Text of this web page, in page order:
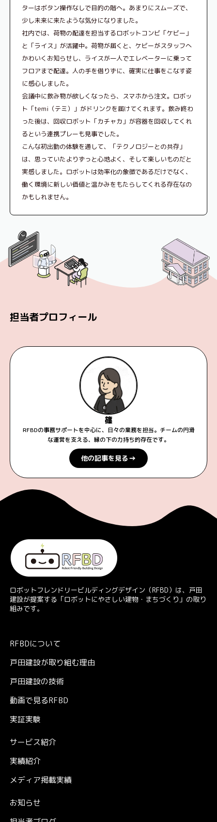
ターはボタン操作なしで目的の階へ。あまりにスムーズで、
少し未来に来たような気分になりました。
社内では、荷物の配達を担当するロボットコンビ「ケビー」
と「ライス」が活躍中。荷物が届くと、ケビーがスタッフへ
かわいくお知らせし、ライスが一人でエレベーターに乗って
フロアまで配達。人の手を借りずに、確実に仕事をこなす姿
に感心しました。
会議中に飲み物が欲しくなったら、スマホから注文。ロボッ
ト「temi（テミ）」がドリンクを届けてくれます。飲み終わ
った後は、回収ロボット「カチャカ」が容器を回収してくれ
るという連携プレーも見事でした。
こんな初出勤の体験を通して、「テクノロジーとの共存」
は、思っていたよりずっと心地よく、そして楽しいものだと
実感しました。ロボットは効率化の象徴であるだけでなく、
働く環境に新しい価値と温かみをもたらしてくれる存在なの
かもしれません。
担当者プロフィール
篠
RFBDの事務サポートを中心に、日々の業務を担当。チームの円滑
な運営を支える、縁の下の力持ち的存在です。
他の記事を見る→
ロボットフレンドリービルディングデザイン（RFBD）は、戸田
建設が提案する「ロボットにやさしい建物・まちづくり」の取り
組みです。
RFBDについて
戸田建設が取り組む理由
戸田建設の技術
動画で見るRFBD
実証実験
サービス紹介
実績紹介
メディア掲載実績
お知らせ